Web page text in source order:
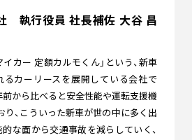
執行役員 社長補佐 大谷 昌
イカー 定額カルモくん」という、新車
るカーリースを展開している会社で
前から比べると安全性能や運転支援機
り、こういった新車が世の中に多く出
的な面から交通事故を減らしていく、